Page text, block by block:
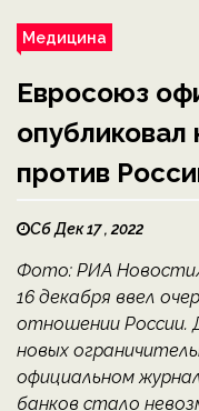
Медицина
Евросоюз
опубликовал
против
Сб Дек 17 , 2022
Фото: РИА Новости/
16 декабря ввел
отношении России.
новых
официальном
банков стало